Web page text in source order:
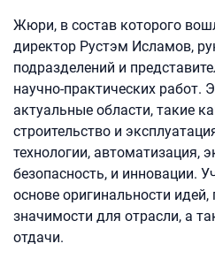
Жюри, в состав которого
директор Рустэм Исламов,
подразделений и
научно-практических работ.
актуальные области, такие
строительство и
технологии, автоматизация,
безопасность, и инновации.
основе оригинальности
значимости для отрасли, а
отдачи.